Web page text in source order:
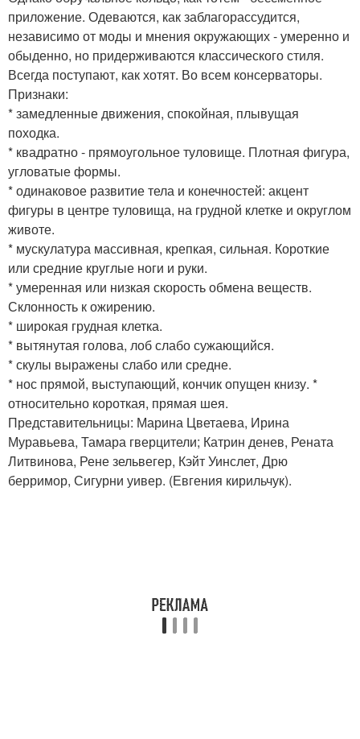
приложение. Одеваются, как заблагорассудится,
независимо от моды и мнения окружающих - умеренно и
обыденно, но придерживаются классического стиля.
Всегда поступают, как хотят. Во всем консерваторы.
Признаки:
* замедленные движения, спокойная, плывущая
походка.
* квадратно - прямоугольное туловище. Плотная фигура,
угловатые формы.
* одинаковое развитие тела и конечностей: акцент
фигуры в центре туловища, на грудной клетке и округлом
животе.
* мускулатура массивная, крепкая, сильная. Короткие
или средние круглые ноги и руки.
* умеренная или низкая скорость обмена веществ.
Склонность к ожирению.
* широкая грудная клетка.
* вытянутая голова, лоб слабо сужающийся.
* скулы выражены слабо или средне.
* нос прямой, выступающий, кончик опущен книзу. *
относительно короткая, прямая шея.
Представительницы: Марина Цветаева, Ирина
Муравьева, Тамара гверцители; Катрин денев, Рената
Литвинова, Рене зельвегер, Кэйт Уинслет, Дрю
берримор, Сигурни уивер. (Евгения кирильчук).